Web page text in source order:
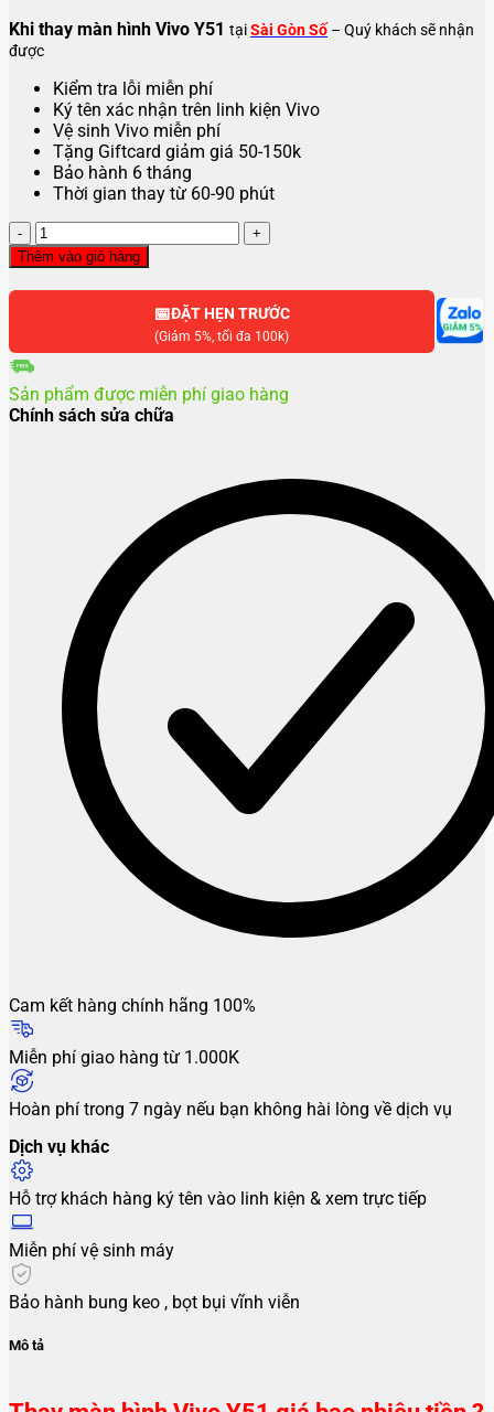
Khi thay màn hình Vivo Y51 tạiSài Gòn Số – Quý khách sẽ nhận
được
Kiểm tra lỗi miễn phí
Ký tên xác nhận trên linh kiện Vivo
Vệ sinh Vivo miễn phí
Tặng Giftcard giảm giá 50-150k
Bảo hành 6 tháng
Thời gian thay từ 60-90 phút
Thay
màn
hình
Vivo
lượng
Thêm vào giỏ hàng
📅ĐẶT HẸN TRƯỚC
(Giảm 5%, tối đa 100k)
Sản phẩm được miễn phí giao hàng
Chính sách sửa chữa
Cam kết hàng chính hãng 100%
Miễn phí giao hàng từ 1.000K
Hoàn phí trong 7 ngày nếu bạn không hài lòng về dịch vụ
Dịch vụ khác
Hỗ trợ khách hàng ký tên vào linh kiện & xem trực tiếp
Miễn phí vệ sinh máy
Bảo hành bung keo , bọt bụi vĩnh viễn
Mô tả